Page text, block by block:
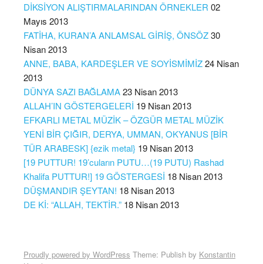
DİKSİYON ALIŞTIRMALARINDAN ÖRNEKLER 02
Mayıs 2013
FATİHA, KURAN’A ANLAMSAL GİRİŞ, ÖNSÖZ30
Nisan 2013
ANNE, BABA, KARDEŞLER VE SOYİSMİMİZ24 Nisan
2013
DÜNYA SAZI BAĞLAMA23 Nisan 2013
ALLAH’IN GÖSTERGELERİ 19 Nisan 2013
EFKARLI METAL MÜZİK – ÖZGÜR METAL MÜZİK
YENİ BİR ÇIĞIR, DERYA, UMMAN, OKYANUS [BİR
TÜR ARABESK] {ezik metal} 19 Nisan 2013
[19 PUTTUR! 19’cuların PUTU…(19 PUTU) Rashad
Khalifa PUTTUR!] 19 GÖSTERGESİ 18 Nisan 2013
DÜŞMANDIR ŞEYTAN! 18 Nisan 2013
DE Kİ: “ALLAH, TEKTİR.” 18 Nisan 2013
Proudly powered by WordPress Theme: Publish by Konstantin